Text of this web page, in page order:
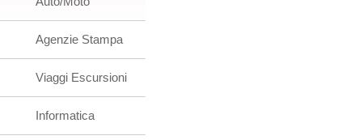
Agenzie Stampa
Viaggi Escursioni
Informatica